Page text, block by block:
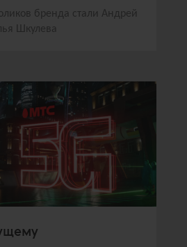
бренда стали Андрей
Шкулева